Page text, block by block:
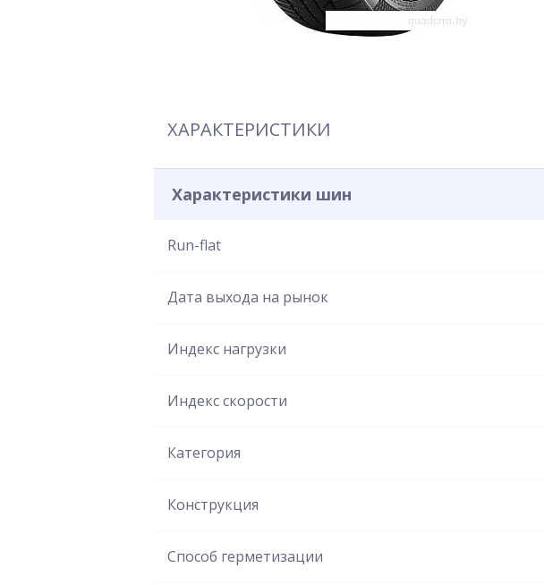
ХАРАКТЕРИСТИКИ
Характеристики шин
Run-flat
Дата выхода на рынок
Индекс нагрузки
Индекс скорости
Категория
Конструкция
Способ герметизации